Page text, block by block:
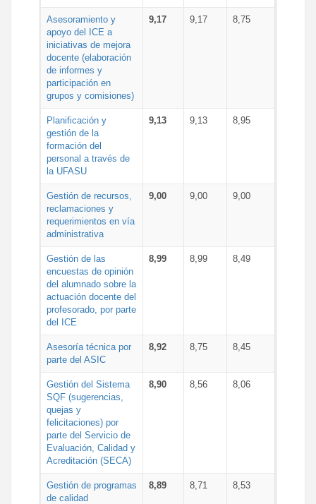
Asesoramiento y
apoyo del ICE a
iniciativas de mejora
docente (elaboración
de informes y
participación en
grupos y comisiones)
9,17 9,17 8,75
Planificación y
gestión de la
formación del
personal a través de
la UFASU
9,13 9,13 8,95
Gestión de recursos,
reclamaciones y
requerimientos en vía
administrativa
9,00 9,00 9,00
Gestión de las
encuestas de opinión
del alumnado sobre la
actuación docente del
profesorado, por parte
del ICE
8,99 8,99 8,49
Asesoría técnica por
parte del ASIC
8,92 8,75 8,45
Gestión del Sistema
SQF (sugerencias,
quejas y
felicitaciones) por
parte del Servicio de
Evaluación, Calidad y
Acreditación (SECA)
8,90 8,56 8,06
Gestión de programas
de calidad
8,89 8,71 8,53